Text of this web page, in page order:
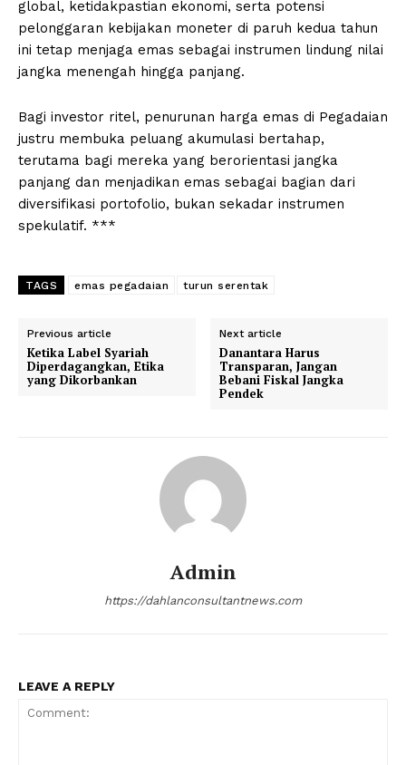
global, ketidakpastian ekonomi, serta potensi
pelonggaran kebijakan moneter di paruh kedua tahun
ini tetap menjaga emas sebagai instrumen lindung nilai
jangka menengah hingga panjang.
Bagi investor ritel, penurunan harga emas di Pegadaian
justru membuka peluang akumulasi bertahap,
terutama bagi mereka yang berorientasi jangka
panjang dan menjadikan emas sebagai bagian dari
diversifikasi portofolio, bukan sekadar instrumen
spekulatif. ***
TAGS emas pegadaian turun serentak
Previous article
Ketika Label Syariah
Diperdagangkan, Etika
yang Dikorbankan
Next article
Danantara Harus
Transparan, Jangan
Bebani Fiskal Jangka
Pendek
Admin
https://dahlanconsultantnews.com
LEAVE A REPLY